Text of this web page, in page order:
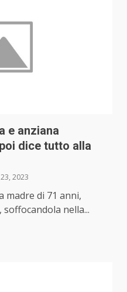
e anziana
dice tutto alla
2023
madre di 71 anni,
nella...